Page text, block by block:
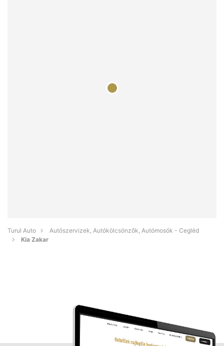
Turul Auto
Autószervizek, Autókölcsönzők, Autómosók - Cegléd
Kia Zakar